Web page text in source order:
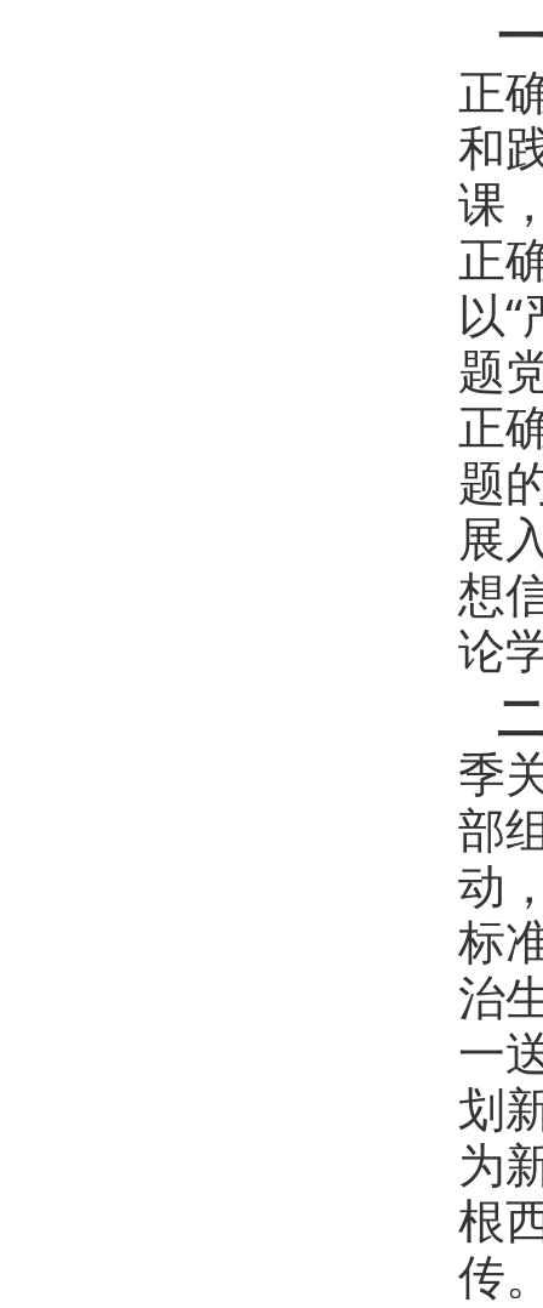
正
和
课
正
以
题
正
题
展
想
论
季
部
动
标
治
一
划
为
根
传